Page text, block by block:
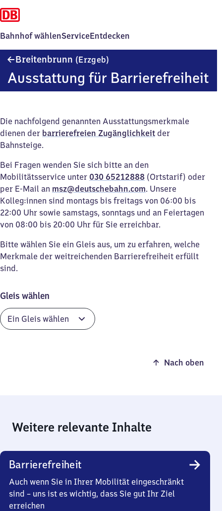
Bahnhof wählenServiceEntdecken
Breitenbrunn (Erzgeb)
Ausstattung für Barrierefreiheit
Die nachfolgend genannten Ausstattungsmerkmale
dienen der barrierefreien Zugänglichkeit der
Bahnsteige.
Bei Fragen wenden Sie sich bitte an den
Mobilitätsservice unter 030 65212888 (Ortstarif) oder
per E-Mail an msz@deutschebahn.com. Unsere
Kolleg:innen sind montags bis freitags von 06:00 bis
22:00 Uhr sowie samstags, sonntags und an Feiertagen
von 08:00 bis 20:00 Uhr für Sie erreichbar.
Bitte wählen Sie ein Gleis aus, um zu erfahren, welche
Merkmale der weitreichenden Barrierefreiheit erfüllt
sind.
Gleis wählen
Nach oben
Weitere relevante Inhalte
Barrierefreiheit
Auch wenn Sie in Ihrer Mobilität eingeschränkt
sind – uns ist es wichtig, dass Sie gut Ihr Ziel
erreichen